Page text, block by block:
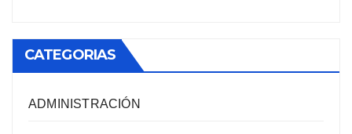
CATEGORIAS
ADMINISTRACIÓN